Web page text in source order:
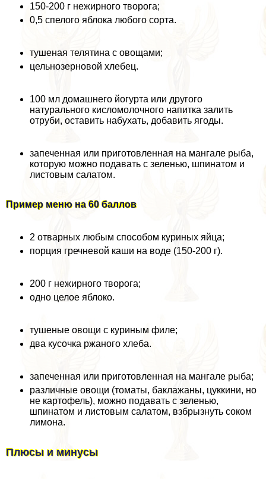
150-200 г нежирного творога;
0,5 спелого яблока любого сорта.
тушеная телятина с овощами;
цельнозерновой хлебец.
100 мл домашнего йогурта или другого
натурального кисломолочного напитка залить
отруби, оставить набухать, добавить ягоды.
запеченная или приготовленная на мангале рыба,
которую можно подавать с зеленью, шпинатом и
листовым салатом.
Пример меню на 60 баллов
2 отварных любым способом куриных яйца;
порция гречневой каши на воде (150-200 г).
200 г нежирного творога;
одно целое яблоко.
тушеные овощи с куриным филе;
два кусочка ржаного хлеба.
запеченная или приготовленная на мангале рыба;
различные овощи (томаты, баклажаны, цуккини, но
не картофель), можно подавать с зеленью,
шпинатом и листовым салатом, взбрызнуть соком
лимона.
Плюсы и минусы